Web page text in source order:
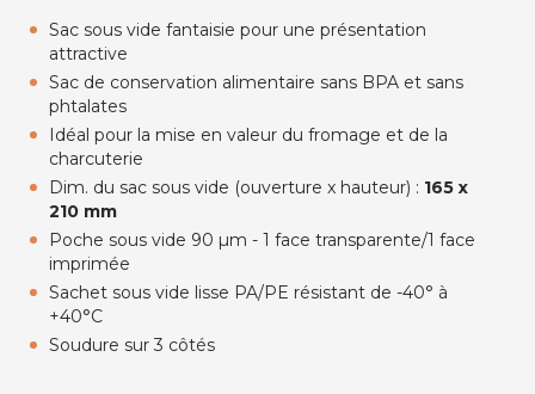
Sac sous vide fantaisie pour une présentation
attractive
Sac de conservation alimentaire sans BPA et sans
phtalates
Idéal pour la mise en valeur du fromage et de la
charcuterie
Dim. du sac sous vide (ouverture x hauteur) : 165 x
210 mm
Poche sous vide 90 µm - 1 face transparente/1 face
imprimée
Sachet sous vide lisse PA/PE résistant de -40° à
+40°C
Soudure sur 3 côtés